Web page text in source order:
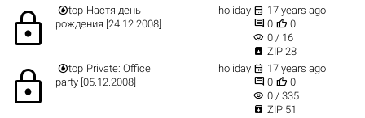
lock top Настя день
рождения [24.12.2008]
holiday  17 years ago
 0  0
visibility 0 / 16
 ZIP 28
lock top Private: Office
party [05.12.2008]
holiday  17 years ago
 0  0
visibility 0 / 335
 ZIP 51